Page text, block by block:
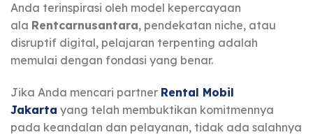
Anda terinspirasi oleh model kepercayaan
ala Rentcarnusantara, pendekatan niche, atau
disruptif digital, pelajaran terpenting adalah
memulai dengan fondasi yang benar.
Jika Anda mencari partner Rental Mobil
Jakarta yang telah membuktikan komitmennya
pada keandalan dan pelayanan, tidak ada salahnya